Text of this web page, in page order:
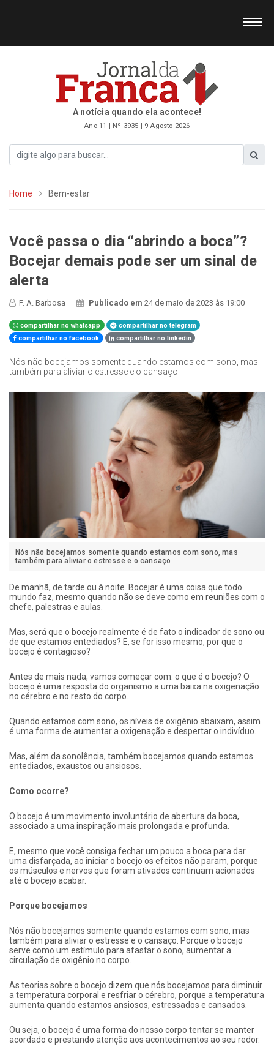
A notícia quando ela acontece!
Ano 11 | Nº 3935 | 9 Agosto 2026
Home Bem-estar
Você passa o dia “abrindo a boca”?
Bocejar demais pode ser um sinal de
alerta
F. A. Barbosa Publicado em24 de maio de 2023 às 19:00
compartilhar no whatsapp
compartilhar no telegram
compartilhar no facebook
compartilhar no linkedin
Nós não bocejamos somente quando estamos com sono, mas
também para aliviar o estresse e o cansaço
Nós não bocejamos somente quando estamos com sono, mas
também para aliviar o estresse e o cansaço
De manhã, de tarde ou à noite. Bocejar é uma coisa que todo
mundo faz, mesmo quando não se deve como em reuniões com o
chefe, palestras e aulas.
Mas, será que o bocejo realmente é de fato o indicador de sono ou
de que estamos entediados? E, se for isso mesmo, por que o
bocejo é contagioso?
Antes de mais nada, vamos começar com: o que é o bocejo? O
bocejo é uma resposta do organismo a uma baixa na oxigenação
no cérebro e no resto do corpo.
Quando estamos com sono, os níveis de oxigênio abaixam, assim
é uma forma de aumentar a oxigenação e despertar o indivíduo.
Mas, além da sonolência, também bocejamos quando estamos
entediados, exaustos ou ansiosos.
Como ocorre?
O bocejo é um movimento involuntário de abertura da boca,
associado a uma inspiração mais prolongada e profunda.
E, mesmo que você consiga fechar um pouco a boca para dar
uma disfarçada, ao iniciar o bocejo os efeitos não param, porque
os músculos e nervos que foram ativados continuam acionados
até o bocejo acabar.
Porque bocejamos
Nós não bocejamos somente quando estamos com sono, mas
também para aliviar o estresse e o cansaço. Porque o bocejo
serve como um estímulo para afastar o sono, aumentar a
circulação de oxigênio no corpo.
As teorias sobre o bocejo dizem que nós bocejamos para diminuir
a temperatura corporal e resfriar o cérebro, porque a temperatura
aumenta quando estamos ansiosos, estressados e cansados.
Ou seja, o bocejo é uma forma do nosso corpo tentar se manter
acordado e prestando atenção aos acontecimentos ao seu redor.